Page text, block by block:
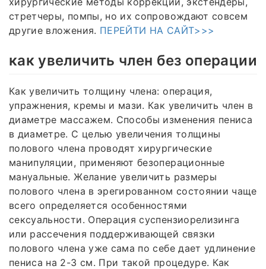
стретчеры, помпы, но их сопровождают совсем
другие вложения. ПЕРЕЙТИ НА САЙТ>>>
как увеличить член без операции
Как увеличить толщину члена: операция,
упражнения, кремы и мази. Как увеличить член в
диаметре массажем. Способы изменения пениса
в диаметре. С целью увеличения толщины
полового члена проводят хирургические
манипуляции, применяют безоперационные
мануальные. Желание увеличить размеры
полового члена в эрегированном состоянии чаще
всего определяется особенностями
сексуальности. Операция суспензиорелизинга
или рассечения поддерживающей связки
полового члена уже сама по себе дает удлинение
пениса на 2-3 см. При такой процедуре. Как